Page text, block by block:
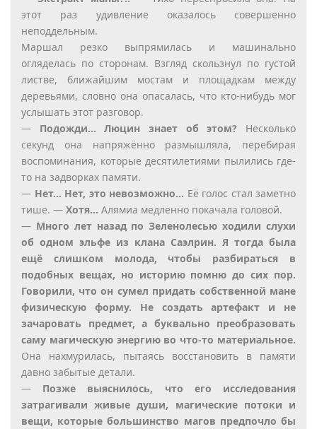
этот раз удивление оказалось совершенно
неподдельным.
Маршал резко выпрямилась и машинально
огляделась по сторонам. Взгляд скользнул по густой
листве, ближайшим мостам и площадкам между
деревьями, словно она опасалась, что кто-нибудь мог
услышать этот разговор.
— Подожди… Люцин знает об этом? Несколько
секунд она напряжённо размышляла, перебирая
воспоминания, которые десятилетиями пылились где-
то на задворках памяти.
— Нет… Нет, это невозможно… Её голос стал заметно
тише. — Хотя… Алямиа медленно покачала головой.
— Много лет назад по Зеленолесью ходили слухи
об одном эльфе из клана Саэлрин. Я тогда была
ещё слишком молода, чтобы разбираться в
подобных вещах, но историю помню до сих пор.
Говорили, что он сумел придать собственной мане
физическую форму. Не создать артефакт и не
зачаровать предмет, а буквально преобразовать
саму магическую энергию во что-то материальное.
Она нахмурилась, пытаясь восстановить в памяти
давно забытые детали.
— Позже выяснилось, что его исследования
затрагивали живые души, магические потоки и
вещи, которые большинство магов предпочло бы